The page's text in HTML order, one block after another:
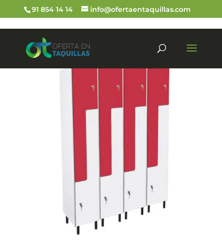
91 854 14 14 info@ofertaentaquillas.com